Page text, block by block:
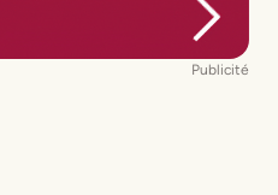
Publicité